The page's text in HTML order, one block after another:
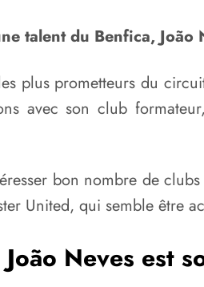
talent du Benfica,
plus prometteurs du
avec son club
bon nombre de
United, qui semble être
João Neves est